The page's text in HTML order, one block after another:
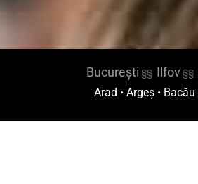
București §§ Ilfov§§
Arad • Argeș• Bacău